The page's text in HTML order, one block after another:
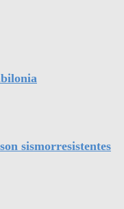
sismorresistentes